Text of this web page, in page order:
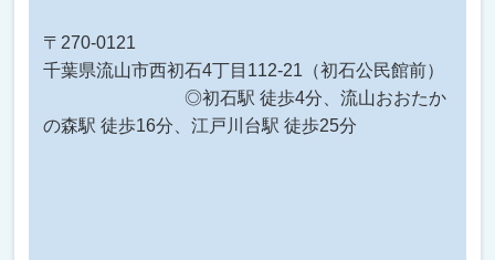
〒270-0121
千葉県流山市西初石4丁目112-21（初石公民館前）
◎初石駅 徒歩4分、流山おおたか
の森駅 徒歩16分、江戸川台駅 徒歩25分